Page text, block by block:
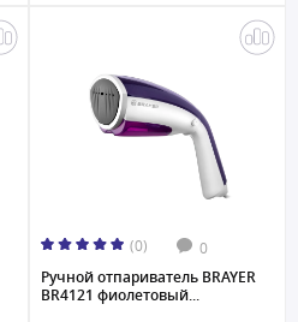
(0) 0
Ручной отпариватель BRAYER
BR4121 фиолетовый...